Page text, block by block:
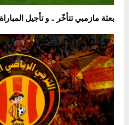
بعثة مازمبي تتأخّر .. و تأجيل